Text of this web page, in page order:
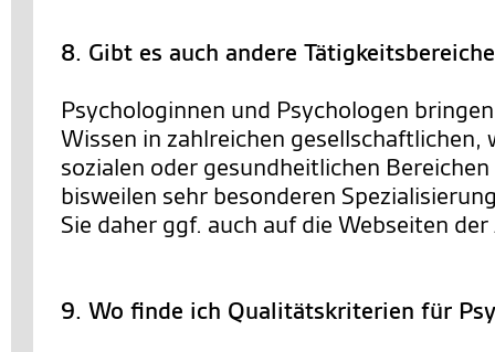
8. Gibt es auch andere
Psychologinnen und Psychologen
Wissen in zahlreichen
sozialen oder gesundheitlichen
bisweilen sehr besonderen
Sie daher ggf. auch auf die Webseiten
9. Wo finde ich Qualitätskriterien für